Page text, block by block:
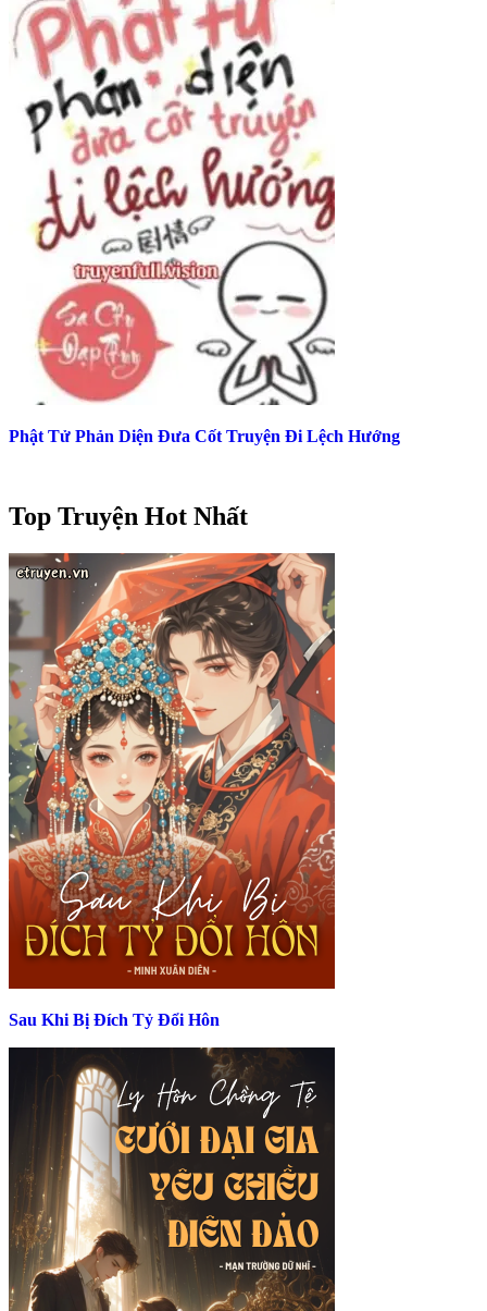
Phật Tử Phản Diện Đưa Cốt Truyện Đi Lệch Hướng
Top Truyện Hot Nhất
Sau Khi Bị Đích Tỷ Đổi Hôn